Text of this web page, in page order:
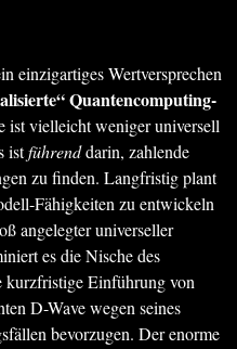
einzigartiges Wertversprechen
Quantencomputing-
ist vielleicht weniger universell
istführenddarin, zahlende
zu finden. Langfristig plant
Fähigkeiten zu entwickeln
angelegter universeller
es die Nische des
kurzfristige Einführung von
D-Wave wegen seines
bevorzugen. Der enorme